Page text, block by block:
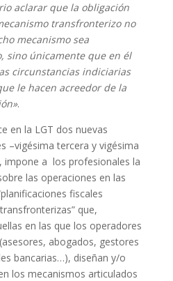
aclarar que la obligación
transfronterizo no
mecanismo sea
sino únicamente que en él
circunstancias indiciarias
le hacen acreedor de la
.
en la LGT dos nuevas
–vigésima tercera y vigésima
impone a los profesionales la
las operaciones en las
fiscales
que,
en las que los operadores
abogados, gestores
bancarias…), diseñan y/o
los mecanismos articulados